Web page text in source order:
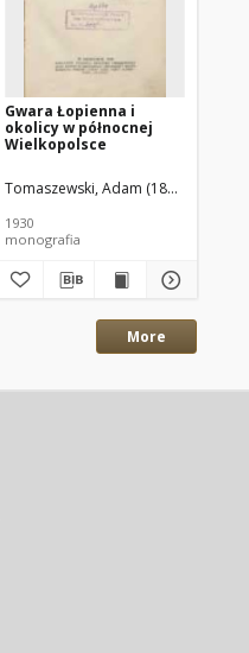
Gwara Łopienna i
okolicy w północnej
Wielkopolsce
Tomaszewski, Adam (1895–1945)
1930
monografia
More